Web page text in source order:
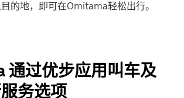
的地，即可在Omitama轻松出行。
通过优步应用叫车及
务选项